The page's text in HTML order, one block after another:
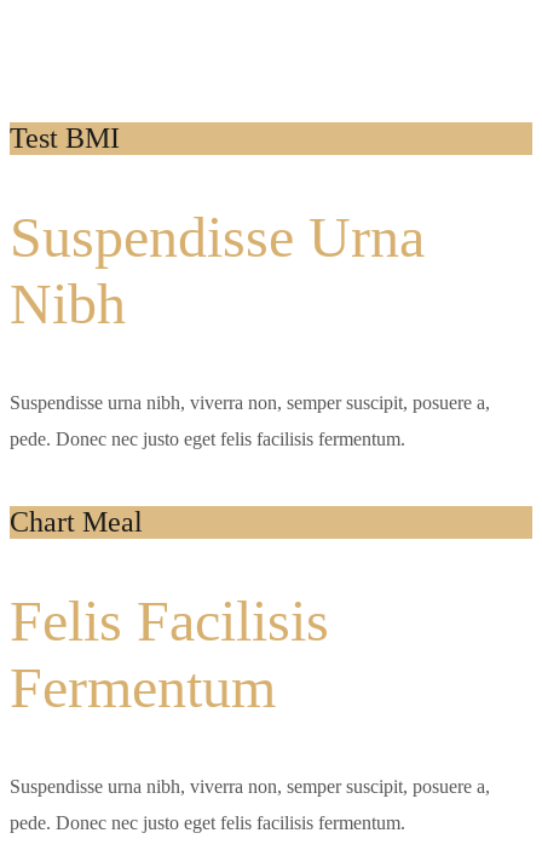
Test BMI
Suspendisse Urna
Nibh
Suspendisse urna nibh, viverra non, semper suscipit, posuere a,
pede. Donec nec justo eget felis facilisis fermentum.
Chart Meal
Felis Facilisis
Fermentum
Suspendisse urna nibh, viverra non, semper suscipit, posuere a,
pede. Donec nec justo eget felis facilisis fermentum.